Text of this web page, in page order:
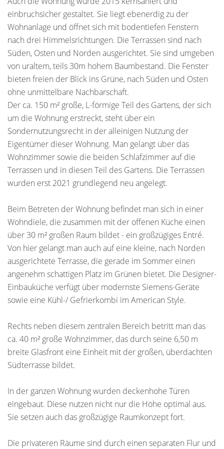
einbruchsicher gestaltet. Sie liegt ebenerdig zu der
Wohnanlage und öffnet sich mit bodentiefen Fenstern
nach drei Himmelsrichtungen. Die Terrassen sind nach
Süden, Osten und Norden ausgerichtet. Sie sind umgeben
von uraltem, teils 30m hohem Baumbestand. Die Fenster
bieten freien der Blick ins Grüne, nach Süden und Osten
ohne unmittelbare Nachbarschaft.
Der ca. 150 m² große, L-förmige Teil des Gartens, der sich
um die Wohnung erstreckt, steht über ein
Sondernutzungsrecht in der alleinigen Nutzung der
Eigentümer dieser Wohnung. Man gelangt über das
Wohnzimmer sowie die beiden Schlafzimmer auf die
Terrassen und in diesen Teil des Gartens. Die Terrassen
wurden erst 2021 grundlegend neu angelegt.
Beim Betreten der Wohnung befindet man sich in einer
Wohndiele, die zusammen mit der offenen Küche einen
über 30 m² großen Raum bildet - ein großzügiges Entré.
Von hier gelangt man auch auf eine kleine, nach Norden
ausgerichtete Terrasse, die gerade im Sommer einen
angenehm schattigen Platz im Grünen bietet. Die Designer-
Einbauküche verfügt über modernste Siemens-Geräte
sowie eine Kühl-/ Gefrierkombi im American Style.
Rechts neben diesem zentralen Bereich betritt man das
ca. 40 m² große Wohnzimmer, das durch seine 6,50 m
breite Glasfront eine Einheit mit der großen, überdachten
Südterrasse bildet.
In der ganzen Wohnung wurden deckenhohe Türen
eingebaut. Diese nutzen nicht nur die Höhe optimal aus.
Sie setzen auch das großzügige Raumkonzept fort.
Die privateren Räume sind durch einen separaten Flur und